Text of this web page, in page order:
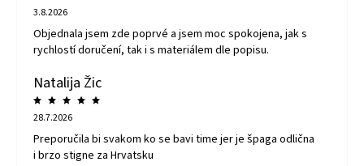
3.8.2026
Objednala jsem zde poprvé a jsem moc spokojena, jak s
rychlostí doručení, tak i s materiálem dle popisu.
Natalija Žic
28.7.2026
Preporučila bi svakom ko se bavi time jer je špaga odlična
i brzo stigne za Hrvatsku